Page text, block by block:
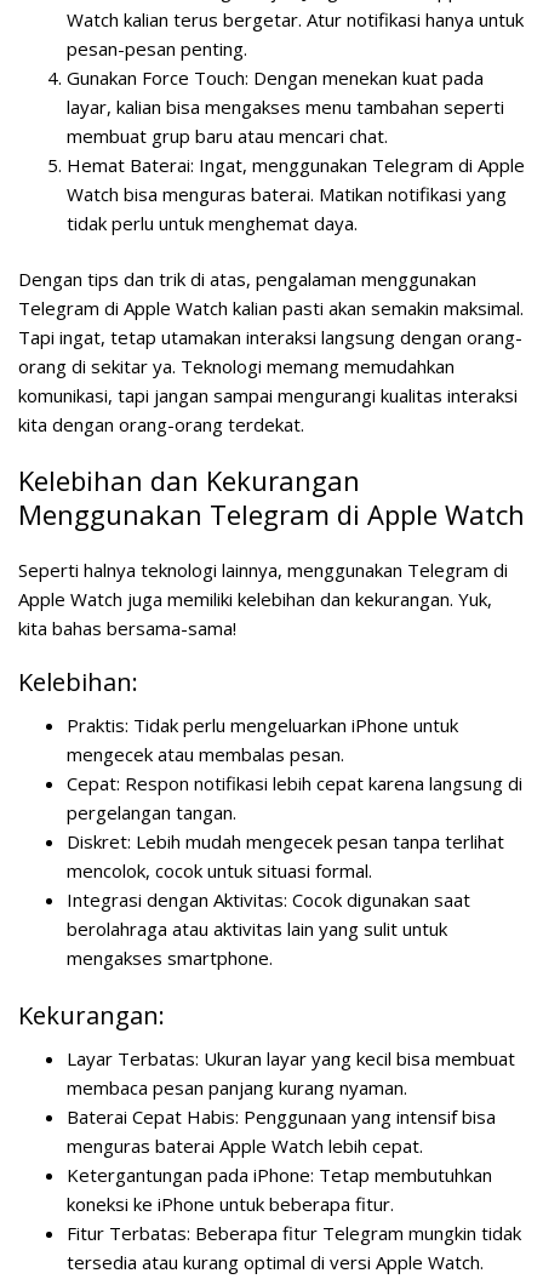
Watch kalian terus bergetar. Atur notifikasi hanya untuk
pesan-pesan penting.
Gunakan Force Touch: Dengan menekan kuat pada
layar, kalian bisa mengakses menu tambahan seperti
membuat grup baru atau mencari chat.
Hemat Baterai: Ingat, menggunakan Telegram di Apple
Watch bisa menguras baterai. Matikan notifikasi yang
tidak perlu untuk menghemat daya.
Dengan tips dan trik di atas, pengalaman menggunakan
Telegram di Apple Watch kalian pasti akan semakin maksimal.
Tapi ingat, tetap utamakan interaksi langsung dengan orang-
orang di sekitar ya. Teknologi memang memudahkan
komunikasi, tapi jangan sampai mengurangi kualitas interaksi
kita dengan orang-orang terdekat.
Kelebihan dan Kekurangan
Menggunakan Telegram di Apple Watch
Seperti halnya teknologi lainnya, menggunakan Telegram di
Apple Watch juga memiliki kelebihan dan kekurangan. Yuk,
kita bahas bersama-sama!
Kelebihan:
Praktis: Tidak perlu mengeluarkan iPhone untuk
mengecek atau membalas pesan.
Cepat: Respon notifikasi lebih cepat karena langsung di
pergelangan tangan.
Diskret: Lebih mudah mengecek pesan tanpa terlihat
mencolok, cocok untuk situasi formal.
Integrasi dengan Aktivitas: Cocok digunakan saat
berolahraga atau aktivitas lain yang sulit untuk
mengakses smartphone.
Kekurangan:
Layar Terbatas: Ukuran layar yang kecil bisa membuat
membaca pesan panjang kurang nyaman.
Baterai Cepat Habis: Penggunaan yang intensif bisa
menguras baterai Apple Watch lebih cepat.
Ketergantungan pada iPhone: Tetap membutuhkan
koneksi ke iPhone untuk beberapa fitur.
Fitur Terbatas: Beberapa fitur Telegram mungkin tidak
tersedia atau kurang optimal di versi Apple Watch.